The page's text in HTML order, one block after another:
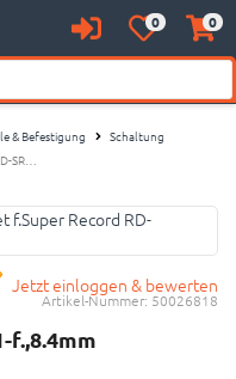
AnmeldenMerkzettel
aufklappen
0 0
& Befestigung
Schaltung
SR…
Jetzt einloggen & bewerten
Artikel-Nummer: 50026818
f.,8.4mm